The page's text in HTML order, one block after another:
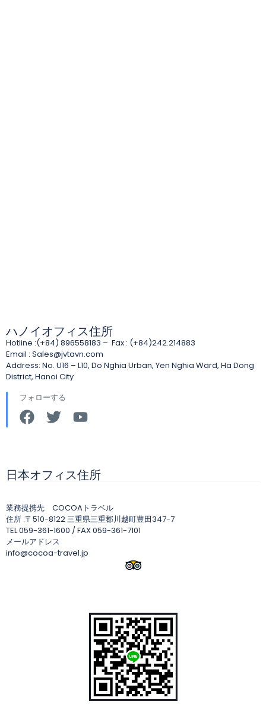
ハノイオフィス住所
Hotline :(+84) 896558183 – Fax : (+84)242.214883
Email : Sales@jvtavn.com
Address: No. U16 – L10, Do Nghia Urban, Yen Nghia Ward, Ha Dong
District, Hanoi City
フォローする
日本オフィス住所
業務提携先 COCOAトラベル
住所 :〒510-8122 三重県三重郡川越町豊田347-7
TEL 059-361-1600 / FAX 059-361-7101
メールアドレス
info@cocoa-travel.jp